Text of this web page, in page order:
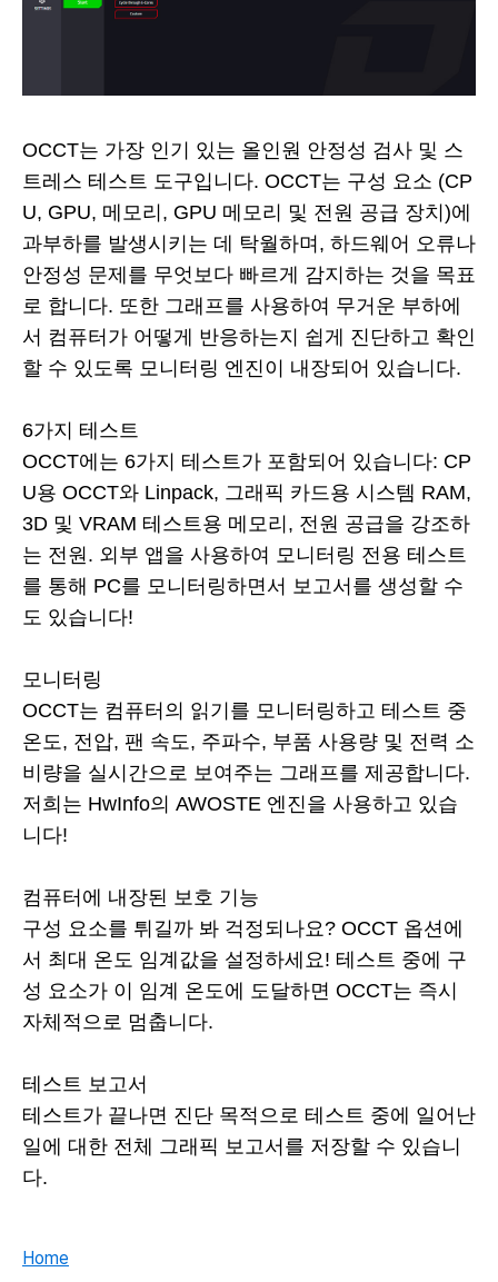
OCCT는 가장 인기 있는 올인원 안정성 검사 및 스
트레스 테스트 도구입니다. OCCT는 구성 요소 (CP
U, GPU, 메모리, GPU 메모리 및 전원 공급 장치)에
과부하를 발생시키는 데 탁월하며, 하드웨어 오류나
안정성 문제를 무엇보다 빠르게 감지하는 것을 목표
로 합니다. 또한 그래프를 사용하여 무거운 부하에
서 컴퓨터가 어떻게 반응하는지 쉽게 진단하고 확인
할 수 있도록 모니터링 엔진이 내장되어 있습니다.
6가지 테스트
OCCT에는 6가지 테스트가 포함되어 있습니다: CP
U용 OCCT와 Linpack, 그래픽 카드용 시스템 RAM,
3D 및 VRAM 테스트용 메모리, 전원 공급을 강조하
는 전원. 외부 앱을 사용하여 모니터링 전용 테스트
를 통해 PC를 모니터링하면서 보고서를 생성할 수
도 있습니다!
모니터링
OCCT는 컴퓨터의 읽기를 모니터링하고 테스트 중
온도, 전압, 팬 속도, 주파수, 부품 사용량 및 전력 소
비량을 실시간으로 보여주는 그래프를 제공합니다.
저희는 HwInfo의 AWOSTE 엔진을 사용하고 있습
니다!
컴퓨터에 내장된 보호 기능
구성 요소를 튀길까 봐 걱정되나요? OCCT 옵션에
서 최대 온도 임계값을 설정하세요! 테스트 중에 구
성 요소가 이 임계 온도에 도달하면 OCCT는 즉시
자체적으로 멈춥니다.
테스트 보고서
테스트가 끝나면 진단 목적으로 테스트 중에 일어난
일에 대한 전체 그래픽 보고서를 저장할 수 있습니
다.
Home